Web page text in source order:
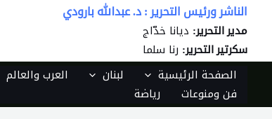
تخطي
المحتوى
الناشر ورئيس التحرير : د. عبدالله بارودي
مدير التحرير: ديانا خدّاج
سكرتير التحرير: رنا سلما
الصفحة الرئيسية لبنان العرب والعالم
فن ومنوعات
رياضة